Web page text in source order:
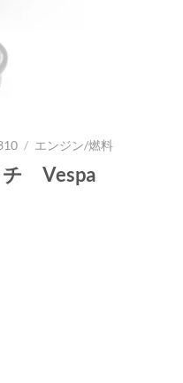
/ エンジン/燃料
チ Vespa